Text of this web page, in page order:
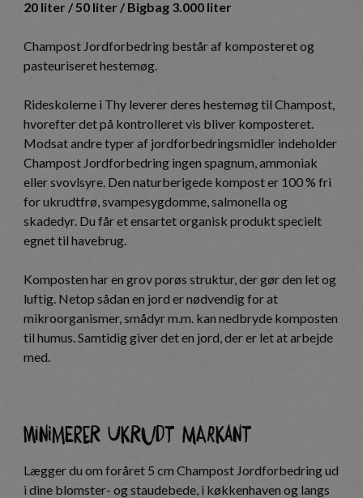
20 liter / 50 liter / Bigbag 3.000 liter
Champost Jordforbedring består af komposteret og
pasteuriseret hestemøg.
Rideskolerne i Thy leverer deres hestemøg til Champost,
hvorefter det på kontrolleret vis bliver komposteret.
Modsat andre typer af jordforbedringsmidler indeholder
Champost Jordforbedring ingen spagnum, ammoniak
eller svovlsyre. Den naturberigede kompost er 100 % fri
for ukrudtfrø, svampesygdomme, salmonella og
skadedyr. Du får et ensartet organisk produkt specielt
egnet til havebrug.
Komposten har en grov porøs struktur, der gør den let og
luftig. Netop sådan en jord er nødvendig for at
mikroorganismer, smådyr m.m. kan nedbryde komposten
til humus. Samtidig giver det en jord, der er let at arbejde
med.
Minimerer ukrudt markant
Lægger du om foråret 5 cm Champost Jordforbedring ud
i dine blomster- og staudebede, i køkkenhaven og langs